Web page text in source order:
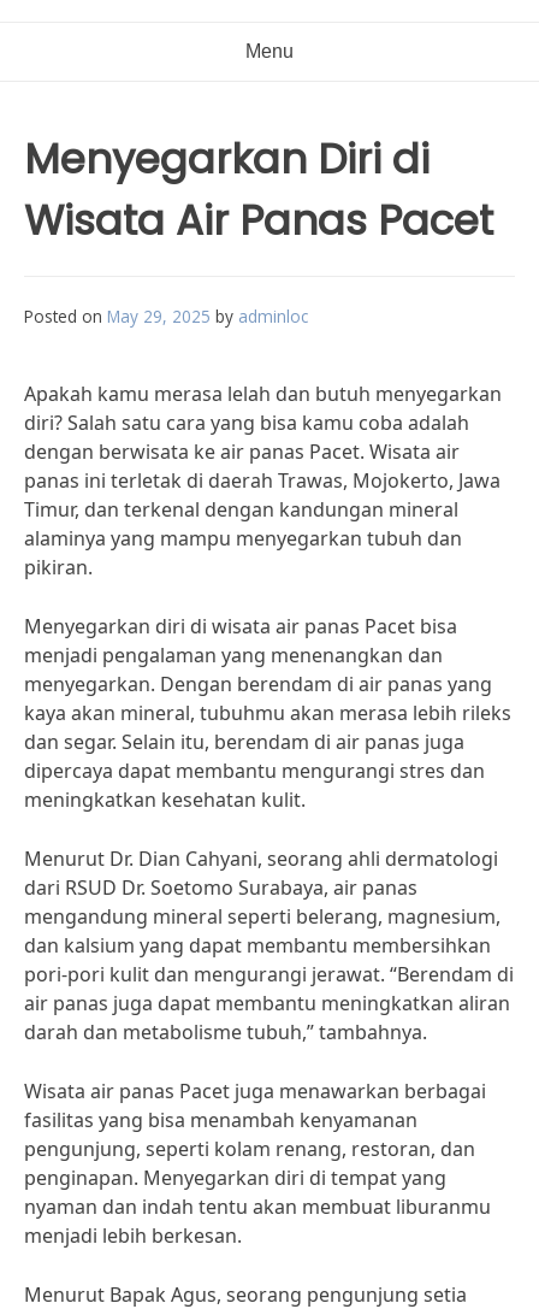
Menu
Menyegarkan Diri di
Wisata Air Panas Pacet
Posted on May 29, 2025 by adminloc
Apakah kamu merasa lelah dan butuh menyegarkan
diri? Salah satu cara yang bisa kamu coba adalah
dengan berwisata ke air panas Pacet. Wisata air
panas ini terletak di daerah Trawas, Mojokerto, Jawa
Timur, dan terkenal dengan kandungan mineral
alaminya yang mampu menyegarkan tubuh dan
pikiran.
Menyegarkan diri di wisata air panas Pacet bisa
menjadi pengalaman yang menenangkan dan
menyegarkan. Dengan berendam di air panas yang
kaya akan mineral, tubuhmu akan merasa lebih rileks
dan segar. Selain itu, berendam di air panas juga
dipercaya dapat membantu mengurangi stres dan
meningkatkan kesehatan kulit.
Menurut Dr. Dian Cahyani, seorang ahli dermatologi
dari RSUD Dr. Soetomo Surabaya, air panas
mengandung mineral seperti belerang, magnesium,
dan kalsium yang dapat membantu membersihkan
pori-pori kulit dan mengurangi jerawat. “Berendam di
air panas juga dapat membantu meningkatkan aliran
darah dan metabolisme tubuh,” tambahnya.
Wisata air panas Pacet juga menawarkan berbagai
fasilitas yang bisa menambah kenyamanan
pengunjung, seperti kolam renang, restoran, dan
penginapan. Menyegarkan diri di tempat yang
nyaman dan indah tentu akan membuat liburanmu
menjadi lebih berkesan.
Menurut Bapak Agus, seorang pengunjung setia